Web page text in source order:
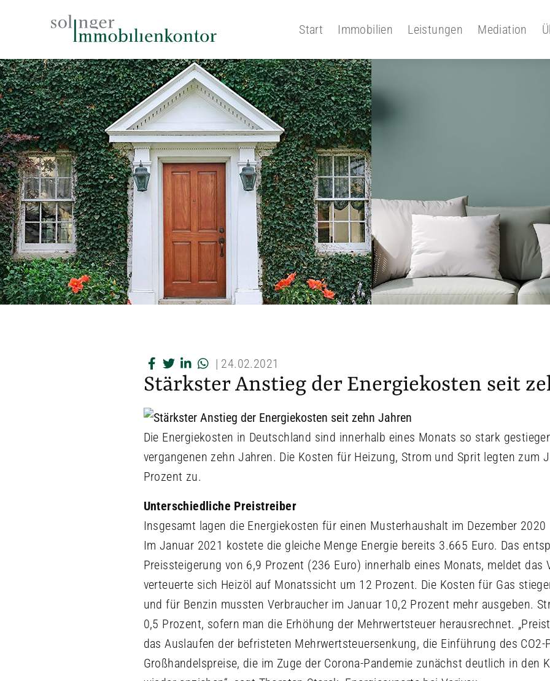
Start Immobilien Leistungen Mediation
| 24.02.2021
Stärkster Anstieg der Energiekosten seit
Die Energiekosten in Deutschland sind innerhalb eines Monats so stark
vergangenen zehn Jahren. Die Kosten für Heizung, Strom und Sprit legten zum
Prozent zu.
Unterschiedliche Preistreiber
Insgesamt lagen die Energiekosten für einen Musterhaushalt im Dezember
Im Januar 2021 kostete die gleiche Menge Energie bereits 3.665 Euro. Das
Preissteigerung von 6,9 Prozent (236 Euro) innerhalb eines Monats, meldet das
verteuerte sich Heizöl auf Monatssicht um 12 Prozent. Die Kosten für Gas
und für Benzin mussten Verbraucher im Januar 10,2 Prozent mehr ausgeben.
0,5 Prozent, sofern man die Erhöhung der Mehrwertsteuer herausrechnet.
das Auslaufen der befristeten Mehrwertsteuersenkung, die Einführung des CO2-
Großhandelspreise, die im Zuge der Corona-Pandemie zunächst deutlich in den